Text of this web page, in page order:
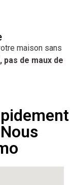
maison sans
pas de maux de